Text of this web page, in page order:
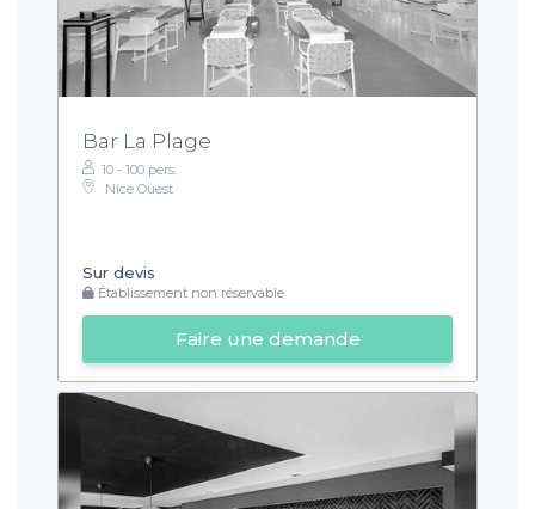
Bar La Plage
10 - 100 pers.
Nice Ouest
Sur devis
Établissement non réservable
Faire une demande